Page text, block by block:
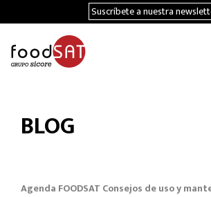
Suscríbete a nuestra
BLOG
Agenda FOODSAT Consejos de uso y